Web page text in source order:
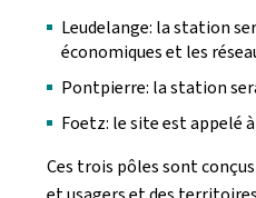
Leudelange: la station
économiques et les
Pontpierre: la station
Foetz: le site est appelé
Ces trois pôles sont